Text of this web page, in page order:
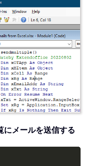
メールを送信する